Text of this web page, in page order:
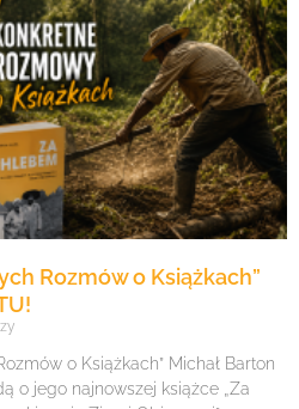
Rozmów o Książkach”
o Książkach” Michał Barton
o jego najnowszej książce „Za